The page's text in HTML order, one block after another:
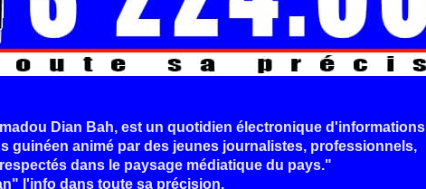
Dian Bah, est un quotidien électronique d'informations
guinéen animé par des jeunes journalistes, professionnels,
dans le paysage médiatique du pays."
l'info dans toute sa précision.